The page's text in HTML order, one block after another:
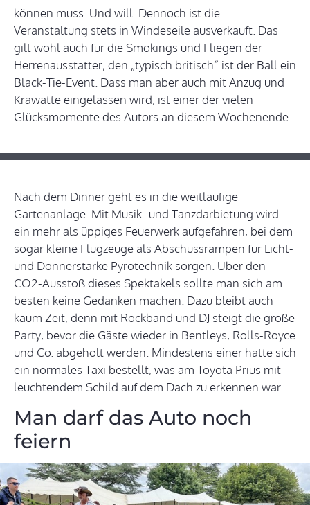
können muss. Und will. Dennoch ist die
Veranstaltung stets in Windeseile ausverkauft. Das
gilt wohl auch für die Smokings und Fliegen der
Herrenausstatter, den „typisch britisch“ ist der Ball ein
Black-Tie-Event. Dass man aber auch mit Anzug und
Krawatte eingelassen wird, ist einer der vielen
Glücksmomente des Autors an diesem Wochenende.
Nach dem Dinner geht es in die weitläufige
Gartenanlage. Mit Musik- und Tanzdarbietung wird
ein mehr als üppiges Feuerwerk aufgefahren, bei dem
sogar kleine Flugzeuge als Abschussrampen für Licht-
und Donnerstarke Pyrotechnik sorgen. Über den
CO2-Ausstoß dieses Spektakels sollte man sich am
besten keine Gedanken machen. Dazu bleibt auch
kaum Zeit, denn mit Rockband und DJ steigt die große
Party, bevor die Gäste wieder in Bentleys, Rolls-Royce
und Co. abgeholt werden. Mindestens einer hatte sich
ein normales Taxi bestellt, was am Toyota Prius mit
leuchtendem Schild auf dem Dach zu erkennen war.
Man darf das Auto noch
feiern